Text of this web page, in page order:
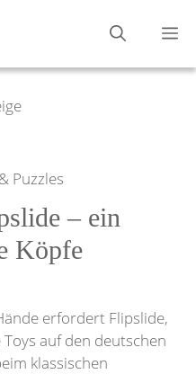
Puzzles
– ein
Köpfe
erfordert Flipslide,
auf den deutschen
klassischen